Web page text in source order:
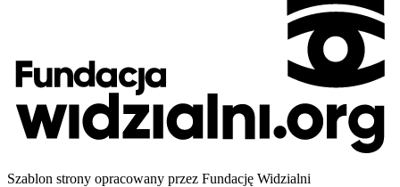
Szablon strony opracowany przez Fundację Widzialni